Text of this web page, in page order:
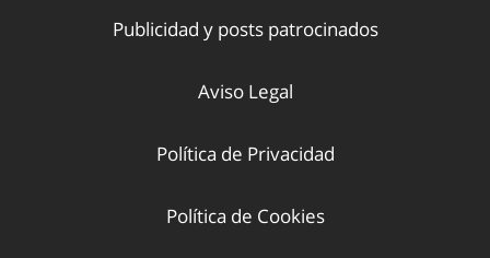
Publicidad y posts patrocinados
Aviso Legal
Política de Privacidad
Política de Cookies